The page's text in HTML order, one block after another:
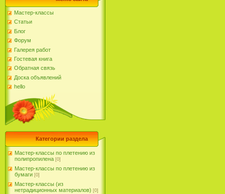
Мастер-классы
Статьи
Блог
Форум
Галерея работ
Гостевая книга
Обратная связь
Доска объявлений
hello
Категории раздела
Мастер-классы по плетению из
полипропилена [0]
Мастер-классы по плетению из
бумаги [0]
Мастер-классы (из
нетрадиционных материалов) [0]